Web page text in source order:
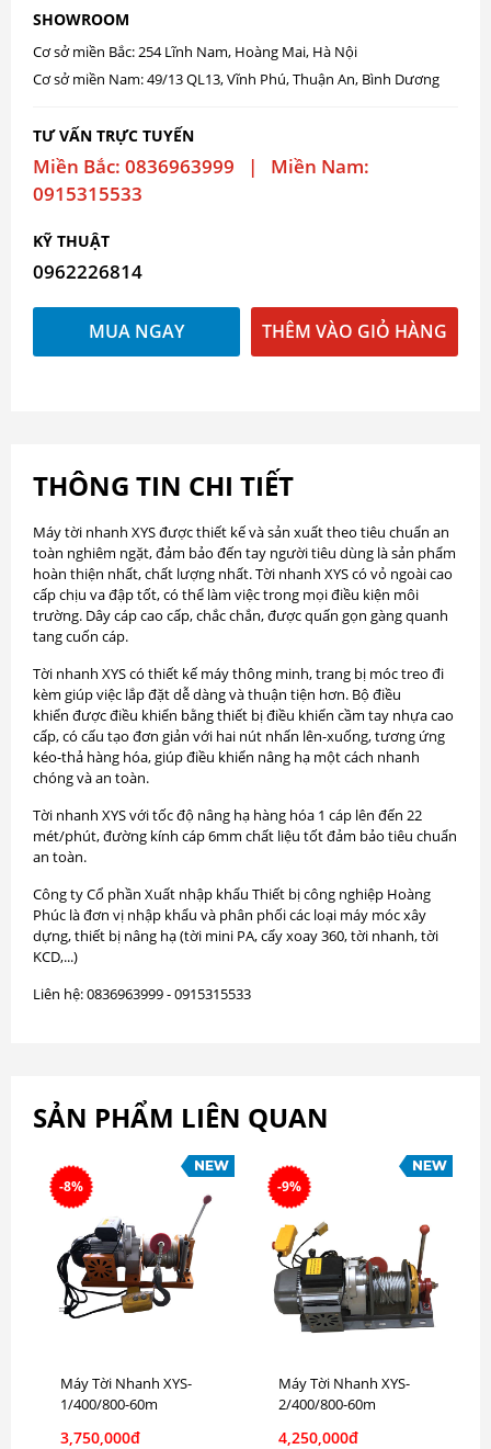
SHOWROOM
Cơ sở miền Bắc: 254 Lĩnh Nam, Hoàng Mai, Hà Nội
Cơ sở miền Nam: 49/13 QL13, Vĩnh Phú, Thuận An, Bình Dương
TƯ VẤN TRỰC TUYẾN
Miền Bắc: 0836963999 | Miền Nam:
0915315533
KỸ THUẬT
0962226814
MUA NGAY THÊM VÀO GIỎ HÀNG
THÔNG TIN CHI TIẾT
Máy tời nhanh XYS được thiết kế và sản xuất theo tiêu chuẩn an
toàn nghiêm ngặt, đảm bảo đến tay người tiêu dùng là sản phẩm
hoàn thiện nhất, chất lượng nhất. Tời nhanh XYS có vỏ ngoài cao
cấp chịu va đập tốt, có thể làm việc trong mọi điều kiện môi
trường. Dây cáp cao cấp, chắc chắn, được quấn gọn gàng quanh
tang cuốn cáp.
Tời nhanh XYS có thiết kế máy thông minh, trang bị móc treo đi
kèm giúp việc lắp đặt dễ dàng và thuận tiện hơn. Bộ điều
khiển được điều khiển bằng thiết bị điều khiển cầm tay nhựa cao
cấp, có cấu tạo đơn giản với hai nút nhấn lên-xuống, tương ứng
kéo-thả hàng hóa, giúp điều khiển nâng hạ một cách nhanh
chóng và an toàn.
Tời nhanh XYS với tốc độ nâng hạ hàng hóa 1 cáp lên đến 22
mét/phút, đường kính cáp 6mm chất liệu tốt đảm bảo tiêu chuẩn
an toàn.
Công ty Cổ phần Xuất nhập khẩu Thiết bị công nghiệp Hoàng
Phúc là đơn vị nhập khẩu và phân phối các loại máy móc xây
dựng, thiết bị nâng hạ (tời mini PA, cẩy xoay 360, tời nhanh, tời
KCD,...)
Liên hệ: 0836963999 - 0915315533
SẢN PHẨM LIÊN QUAN
-8%
Máy Tời Nhanh XYS-
1/400/800-60m
3,750,000đ
-9%
Máy Tời Nhanh XYS-
2/400/800-60m
4,250,000đ